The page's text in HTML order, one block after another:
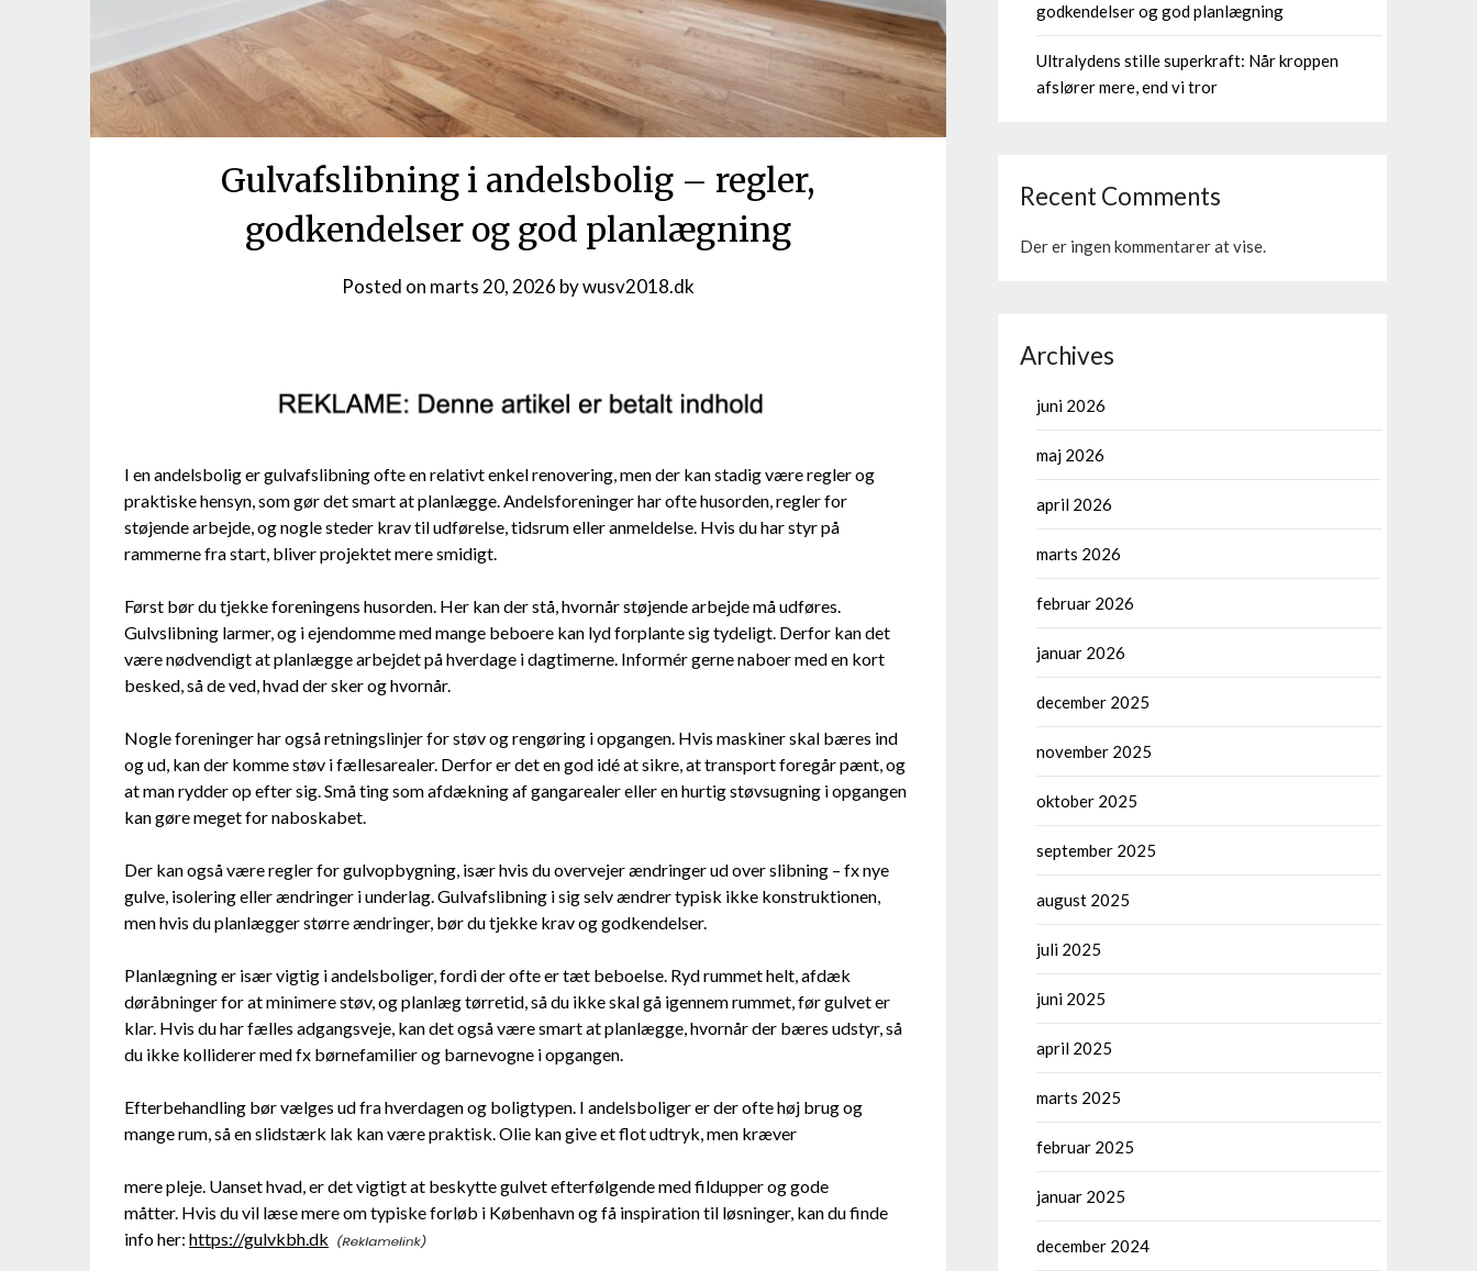
Gulvafslibning i andelsbolig – regler,
godkendelser og god planlægning
Posted on marts 20, 2026 bywusv2018.dk
I en andelsbolig er gulvafslibning ofte en relativt enkel renovering, men der kan stadig være regler og
praktiske hensyn, som gør det smart at planlægge. Andelsforeninger har ofte husorden, regler for
støjende arbejde, og nogle steder krav til udførelse, tidsrum eller anmeldelse. Hvis du har styr på
rammerne fra start, bliver projektet mere smidigt.
Først bør du tjekke foreningens husorden. Her kan der stå, hvornår støjende arbejde må udføres.
Gulvslibning larmer, og i ejendomme med mange beboere kan lyd forplante sig tydeligt. Derfor kan det
være nødvendigt at planlægge arbejdet på hverdage i dagtimerne. Informér gerne naboer med en kort
besked, så de ved, hvad der sker og hvornår.
Nogle foreninger har også retningslinjer for støv og rengøring i opgangen. Hvis maskiner skal bæres ind
og ud, kan der komme støv i fællesarealer. Derfor er det en god idé at sikre, at transport foregår pænt, og
at man rydder op efter sig. Små ting som afdækning af gangarealer eller en hurtig støvsugning i opgangen
kan gøre meget for naboskabet.
Der kan også være regler for gulvopbygning, især hvis du overvejer ændringer ud over slibning – fx nye
gulve, isolering eller ændringer i underlag. Gulvafslibning i sig selv ændrer typisk ikke konstruktionen,
men hvis du planlægger større ændringer, bør du tjekke krav og godkendelser.
Planlægning er især vigtig i andelsboliger, fordi der ofte er tæt beboelse. Ryd rummet helt, afdæk
døråbninger for at minimere støv, og planlæg tørretid, så du ikke skal gå igennem rummet, før gulvet er
klar. Hvis du har fælles adgangsveje, kan det også være smart at planlægge, hvornår der bæres udstyr, så
du ikke kolliderer med fx børnefamilier og barnevogne i opgangen.
Efterbehandling bør vælges ud fra hverdagen og boligtypen. I andelsboliger er der ofte høj brug og
mange rum, så en slidstærk lak kan være praktisk. Olie kan give et flot udtryk, men kræver
mere pleje. Uanset hvad, er det vigtigt at beskytte gulvet efterfølgende med fildupper og gode
måtter. Hvis du vil læse mere om typiske forløb i København og få inspiration til løsninger, kan du finde
info her:https://gulvkbh.dk
godkendelser og god planlægning
Ultralydens stille superkraft: Når kroppen
afslører mere, end vi tror
Recent Comments
Der er ingen kommentarer at vise.
Archives
juni 2026
maj 2026
april 2026
marts 2026
februar 2026
januar 2026
december 2025
november 2025
oktober 2025
september 2025
august 2025
juli 2025
juni 2025
april 2025
marts 2025
februar 2025
januar 2025
december 2024